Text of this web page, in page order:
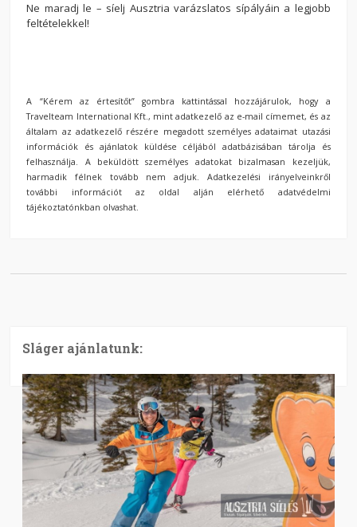
Ne maradj le – síelj Ausztria varázslatos sípályáin a legjobb
feltételekkel!
A “Kérem az értesítőt” gombra kattintással hozzájárulok, hogy a
Travelteam International Kft., mint adatkezelő az e-mail címemet, és az
általam az adatkezelő részére megadott személyes adataimat utazási
információk és ajánlatok küldése céljából adatbázisában tárolja és
felhasználja. A beküldött személyes adatokat bizalmasan kezeljük,
harmadik félnek tovább nem adjuk. Adatkezelési irányelveinkről
további információt az oldal alján elérhető adatvédelmi
tájékoztatónkban olvashat.
Sláger ajánlatunk: